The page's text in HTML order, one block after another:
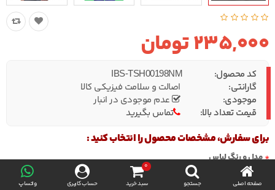
صفحه اصلی جستجو
0
سبد خرید
حساب کاربری واتساپ
235,000 تومان
کد محصول: IBS-TSH00198NM
گارانتی:
اصالت و سلامت فیزیکی کالا
موجودی:
عدم موجودی در انبار
قیمت تعداد بالا:
تماس بگیرید
برای سفارش، مشخصات محصول را انتخاب کنید :
مدل و رنگ لباس